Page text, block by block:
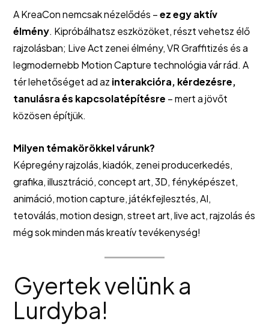
A KreaCon nemcsak nézelődés –ez egy aktív
élmény. Kipróbálhatsz eszközöket, részt vehetsz élő
rajzolásban; Live Act zenei élmény, VR Graffitizés és a
legmodernebb Motion Capture technológia vár rád. A
tér lehetőséget ad az interakcióra, kérdezésre,
tanulásra és kapcsolatépítésre – mert a jövőt
közösen építjük.
Milyen témakörökkel várunk?
Képregény rajzolás, kiadók, zenei producerkedés,
grafika, illusztráció, concept art, 3D, fényképészet,
animáció, motion capture, játékfejlesztés, AI,
tetoválás, motion design, street art, live act, rajzolás és
még sok minden más kreatív tevékenység!
Gyertek velünk a
Lurdyba!